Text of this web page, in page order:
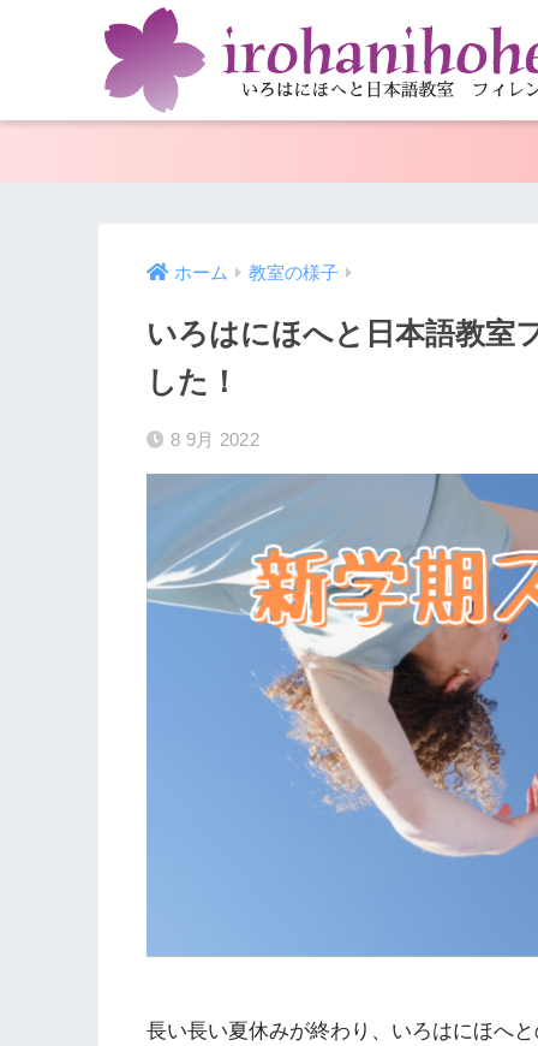
ホーム 教室の様子
いろはにほへと日本語教室
した！
8 9月 2022
長い長い夏休みが終わり、いろはにほへ